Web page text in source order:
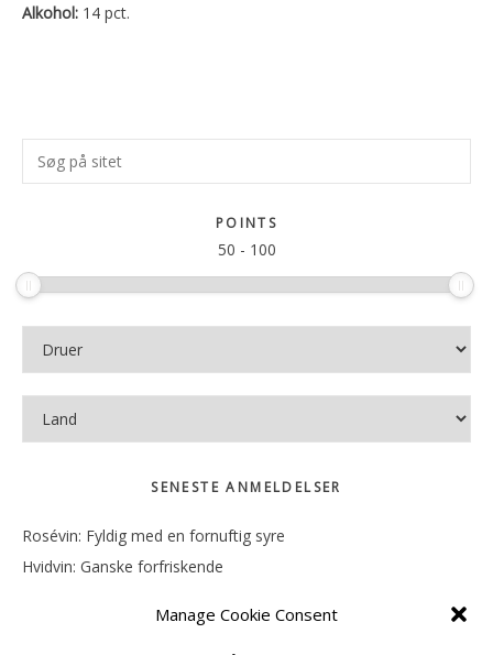
Manage Cookie Consent
Alkohol: 14 pct.
Primær
Sidebar
Søg
på
POINTS
50 - 100
SENESTE ANMELDELSER
Rosévin: Fyldig med en fornuftig syre
Hvidvin: Ganske forfriskende
Hvidvin: Smørfedme og tropisk sødme